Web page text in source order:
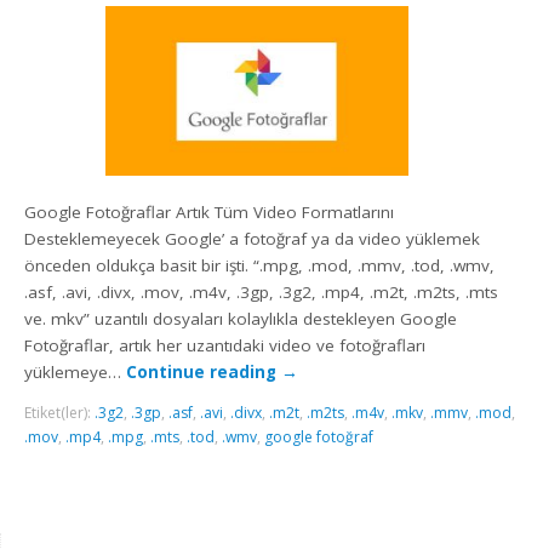
Google Fotoğraflar Artık Tüm Video Formatlarını
Desteklemeyecek Google’ a fotoğraf ya da video yüklemek
önceden oldukça basit bir işti. “.mpg, .mod, .mmv, .tod, .wmv,
.asf, .avi, .divx, .mov, .m4v, .3gp, .3g2, .mp4, .m2t, .m2ts, .mts
ve. mkv” uzantılı dosyaları kolaylıkla destekleyen Google
Fotoğraflar, artık her uzantıdaki video ve fotoğrafları
yüklemeye… Continue reading →
Etiket(ler): .3g2, .3gp, .asf, .avi, .divx, .m2t, .m2ts, .m4v, .mkv, .mmv, .mod,
.mov, .mp4, .mpg, .mts, .tod, .wmv, google fotoğraf